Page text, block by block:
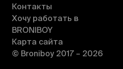
Контакты
Хочу работать в
BRONIBOY
Карта сайта
© Broniboy 2017 – 2026